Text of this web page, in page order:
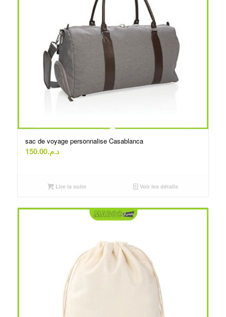
sac de voyage personnalise Casablanca
د.م.150.00
Lire la suite Voir les détails